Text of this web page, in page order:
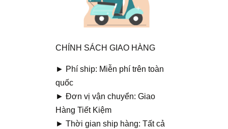
CHÍNH SÁCH GIAO HÀNG
► Phí ship: Miễn phí trên toàn
quốc
► Đơn vị vận chuyển: Giao
Hàng Tiết Kiệm
► Thời gian ship hàng: Tất cả